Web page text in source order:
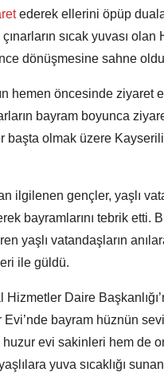
ederek ellerini öpüp
sıcak yuvası
dönüşmesine sahne
hemen öncesinde
bayram boyunca
başta olmak üzere Kayserili
ilgilenen gençler, yaşlı
bayramlarını tebrik etti.
yaşlı vatandaşların
ile güldü.
Daire
Evi’nde bayram hüznün
evi sakinleri hem de
yuva sıcaklığı